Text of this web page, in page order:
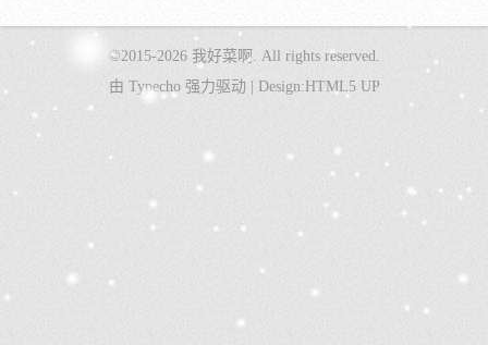
©2015-2026 我好菜啊. All rights reserved.
由 Typecho强力驱动 | Design:HTML5 UP